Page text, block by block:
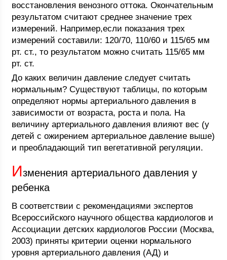
восстановления венозного оттока. Окончательным
результатом считают среднее значение трех
измерений. Например,если показания трех
измерений составили: 120/70, 110/60 и 115/65 мм
рт. ст., то результатом можно считать 115/65 мм
рт. ст.
До каких величин давление следует считать
нормальным? Существуют таблицы, по которым
определяют нормы артериального давления в
зависимости от возраста, роста и пола. На
величину артериального давления влияют вес (у
детей с ожирением артериальное давление выше)
и преобладающий тип вегетативной регуляции.
Изменения артериального давления у
ребенка
В соответствии с рекомендациями экспертов
Всероссийского научного общества кардиологов и
Ассоциации детских кардиологов России (Москва,
2003) приняты критерии оценки нормального
уровня артериального давления (АД) и